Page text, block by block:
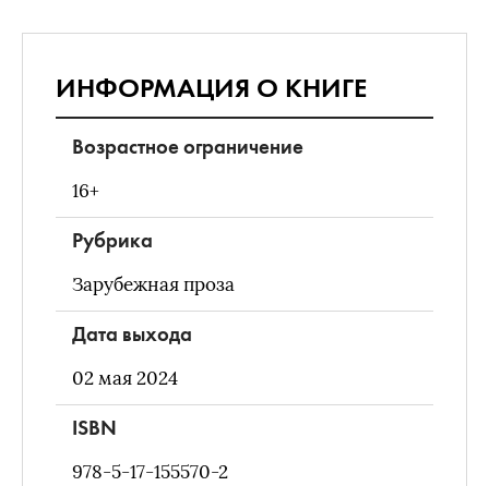
ИНФОРМАЦИЯ О КНИГЕ
Возрастное ограничение
16+
Рубрика
Зарубежная проза
Дата выхода
02 мая 2024
ISBN
978-5-17-155570-2